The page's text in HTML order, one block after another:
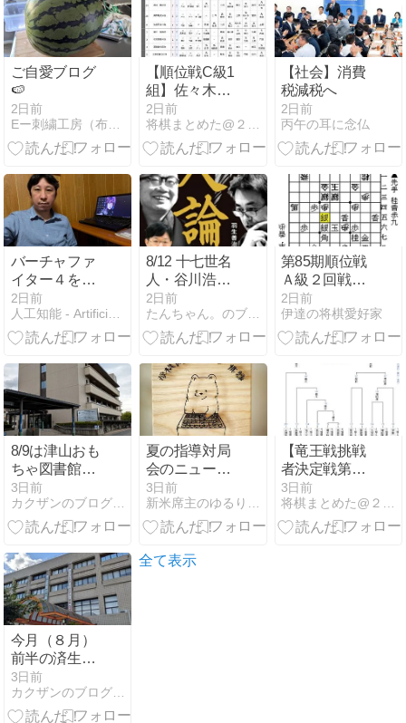
シューティン
グ】
ご自愛ブログ
🍉
2日前
Eー刺繍工房（布盤ブログ）
【順位戦C級1
組】佐々木大
地七段が船江
恒平七段に勝
利し、２勝１
は鈴木大介九
段、高野智史
六段、上野裕
寿六段、畠山
鎮八段、黒田
尭之六段の５
名に
2日前
将棋まとめた@２ｃｈ
【社会】消費
税減税へ
2日前
丙午の耳に念仏
バーチャファ
イター４を久
しぶりに遊ん
だ
2日前
人工知能 - Artificial Intelligence
8/12 十七世名
人・谷川浩司
著『名人論』
藤井聡太八冠
の衝撃、藤井
界
2日前
たんちゃん。のブログ
第85期順位戦
Ａ級２回戦、
千田八段対佐
藤天彦九段戦
2日前
伊達の将棋愛好家
8/9は津山おも
ちゃ図書館開
館日
3日前
カクザンのブログ（岡山市の親子将棋教室）
夏の指導対局
会のニュース
が流れました
3日前
新米席主のゆるりサロン運営録
【竜王戦挑戦
者決定戦第１
局】柵木幹太
五段が服部慎
一郎七段に勝
3日前
将棋まとめた@２ｃｈ
今月（８月）
前半の済生会
カルチャー将
棋教室のご案
内
3日前
カクザンのブログ（岡山市の親子将棋教室）
全て表示